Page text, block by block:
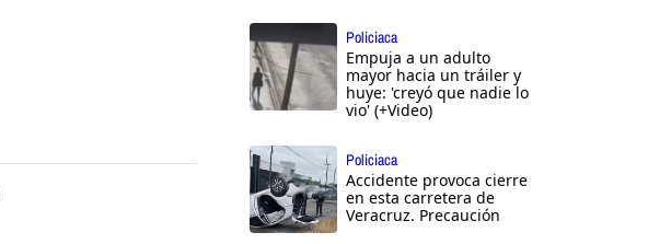
Policiaca
Empuja a un adulto
mayor hacia un tráiler y
huye: 'creyó que nadie lo
vio' (+Video)
Policiaca
Accidente provoca cierre
en esta carretera de
Veracruz. Precaución